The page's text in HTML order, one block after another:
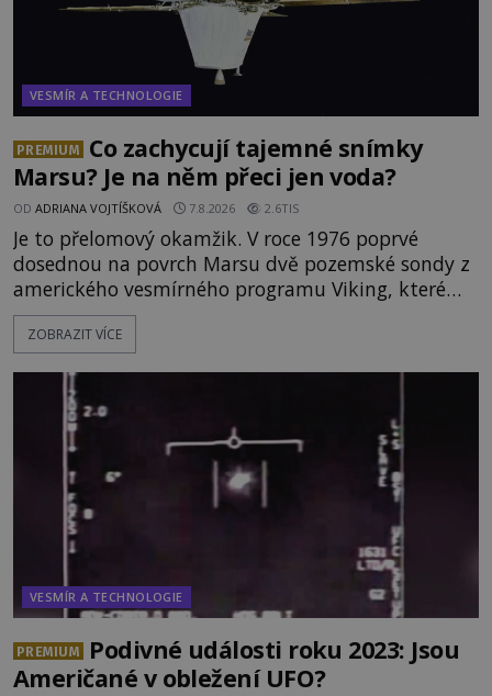
VESMÍR A TECHNOLOGIE
PREMIUM
Co zachycují tajemné snímky
Marsu? Je na něm přeci jen voda?
OD ADRIANA VOJTÍŠKOVÁ 7.8.2026 2.6TIS
Je to přelomový okamžik. V roce 1976 poprvé
dosednou na povrch Marsu dvě pozemské sondy z
amerického vesmírného programu Viking, které
jsou schopny pořídit fotografie záhadami
opředené rudé planety. Viking 1 zde zaznamená
zvané Cydonie totiž zachytí podivný útvar
připomínající lidskou tvář. NASA (Národní úřad
ZOBRAZIT VÍCE
VESMÍR A TECHNOLOGIE
PREMIUM
Podivné události roku 2023: Jsou
Američané v obležení UFO?